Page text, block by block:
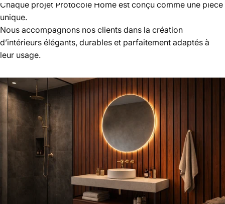
Chaque projet Protocole Home est conçu comme une pièce
unique.
Nous accompagnons nos clients dans la création
d’intérieurs élégants, durables et parfaitement adaptés à
leur usage.